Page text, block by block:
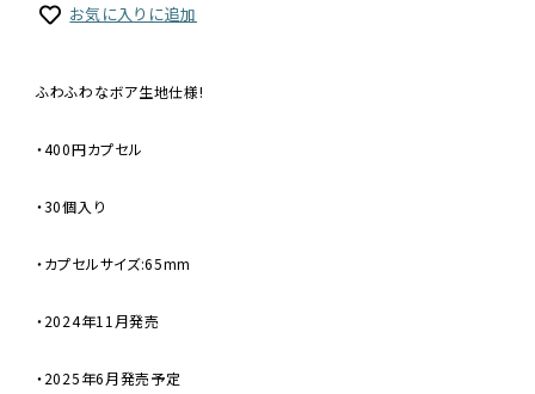
お気に入りに追加
ふわふわなボア生地仕様!
・400円カプセル
・30個入り
・カプセルサイズ:65mm
・2024年11月発売
・2025年6月発売予定